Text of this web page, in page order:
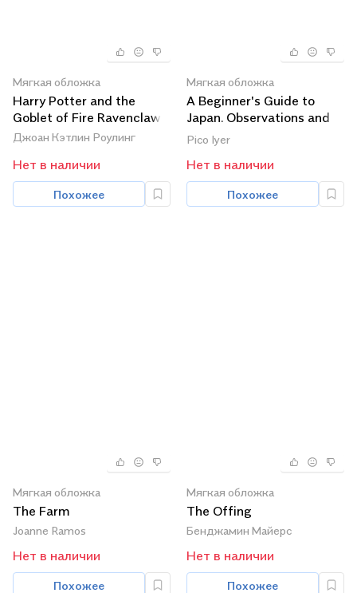
Мягкая обложка
Harry Potter and the
Goblet of Fire Ravenclaw
Джоан Кэтлин Роулинг
Нет в наличии
Похожее
Мягкая обложка
A Beginner's Guide to
Japan. Observations and
Provocations
Pico Iyer
Нет в наличии
Похожее
Мягкая обложка
The Farm
Joanne Ramos
Нет в наличии
Похожее
Мягкая обложка
The Offing
Бенджамин Майерс
Нет в наличии
Похожее